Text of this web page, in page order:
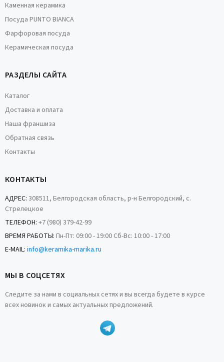
Каменная керамика
Посуда PUNTO BIANCA
Фарфоровая посуда
Керамическая посуда
РАЗДЕЛЫ САЙТА
Каталог
Доставка и оплата
Наша франшиза
Обратная связь
Контакты
КОНТАКТЫ
АДРЕС: 308511, Белгородская область, р-н Белгородский, с.
Стрелецкое
ТЕЛЕФОН: +7 (980) 379-42-99
ВРЕМЯ РАБОТЫ: Пн-Пт: 09:00 - 19:00 Сб-Вс: 10:00 - 17:00
E-MAIL: info@keramika-marika.ru
МЫ В СОЦСЕТЯХ
Следите за нами в социальных сетях и вы всегда будете в курсе
всех новинок и самых актуальных предложений.